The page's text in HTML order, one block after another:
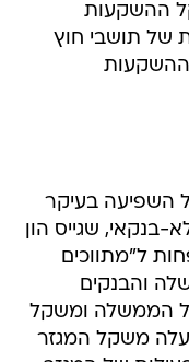
ההשקעות
של תושבי חוץ
ההשקעות
השפיעה בעיקר
בנקאי, שגייס הון
ל"מתווכים
והבנקים
הממשלה ומשקל
משקל המגזר